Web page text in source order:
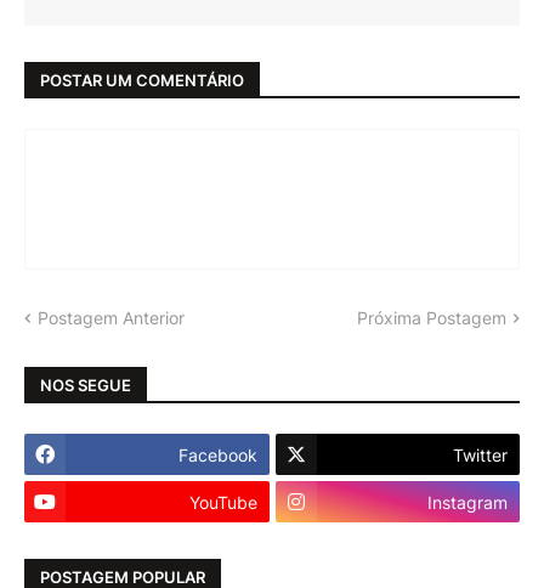
POSTAR UM COMENTÁRIO
Postagem Anterior Próxima Postagem
NOS SEGUE
Facebook Twitter
YouTube Instagram
POSTAGEM POPULAR